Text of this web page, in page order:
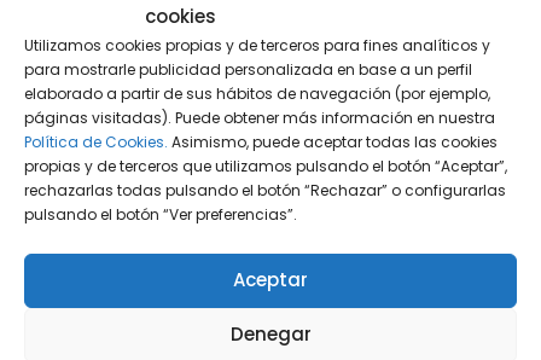
cookies
Utilizamos cookies propias y de terceros para fines analíticos y
para mostrarle publicidad personalizada en base a un perfil
elaborado a partir de sus hábitos de navegación (por ejemplo,
páginas visitadas). Puede obtener más información en nuestra
Política de Cookies. Asimismo, puede aceptar todas las cookies
propias y de terceros que utilizamos pulsando el botón “Aceptar”,
rechazarlas todas pulsando el botón “Rechazar” o configurarlas
pulsando el botón “Ver preferencias”.
Aceptar
Denegar
DiG ABOGADOS
DiG Abogados es un despacho de abogados
multidisciplinar especializado en las materias de
fiscalidad y mercantil. Llevamos más de 50 años al